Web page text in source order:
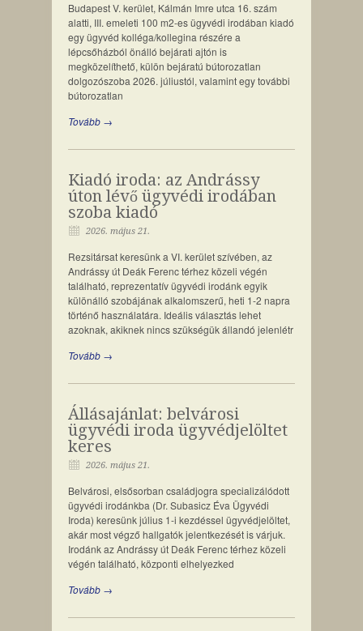
Budapest V. kerület, Kálmán Imre utca 16. szám
alatti, III. emeleti 100 m2-es ügyvédi irodában kiadó
egy ügyvéd kolléga/kollegina részére a
lépcsőházból önálló bejárati ajtón is
megközelíthető, külön bejáratú bútorozatlan
dolgozószoba 2026. júliustól, valamint egy további
bútorozatlan
Tovább →
Kiadó iroda: az Andrássy
úton lévő ügyvédi irodában
szoba kiadó
2026. május 21.
Rezsitársat keresünk a VI. kerület szívében, az
Andrássy út Deák Ferenc térhez közeli végén
található, reprezentatív ügyvédi irodánk egyik
különálló szobájának alkalomszerű, heti 1-2 napra
történő használatára. Ideális választás lehet
azoknak, akiknek nincs szükségük állandó jelenlétr
Tovább →
Állásajánlat: belvárosi
ügyvédi iroda ügyvédjelöltet
keres
2026. május 21.
Belvárosi, elsősorban családjogra specializálódott
ügyvédi irodánkba (Dr. Subasicz Éva Ügyvédi
Iroda) keresünk július 1-i kezdéssel ügyvédjelöltet,
akár most végző hallgatók jelentkezését is várjuk.
Irodánk az Andrássy út Deák Ferenc térhez közeli
végén található, központi elhelyezked
Tovább →